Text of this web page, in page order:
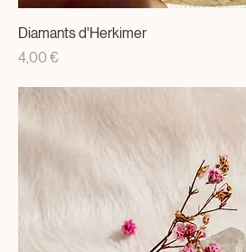
Diamants d'Herkimer